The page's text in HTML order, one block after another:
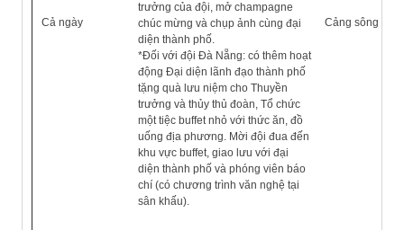
Cả ngày Cảng sông Hàn
trưởng của đội, mở champagne
chúc mừng và chụp ảnh cùng đại
diện thành phố.
*Đối với đội Đà Nẵng: có thêm hoạt
động Đại diện lãnh đạo thành phố
tặng quà lưu niệm cho Thuyền
trưởng và thủy thủ đoàn, Tổ chức
một tiệc buffet nhỏ với thức ăn, đồ
uống địa phương. Mời đội đua đến
khu vực buffet, giao lưu với đại
diện thành phố và phóng viên báo
chí (có chương trình văn nghệ tại
sân khấu).